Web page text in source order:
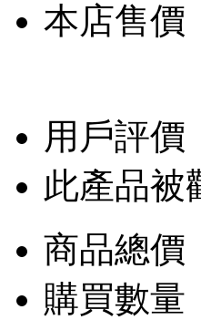
本店售價
用戶評價
此產品被
商品總價
購買數量